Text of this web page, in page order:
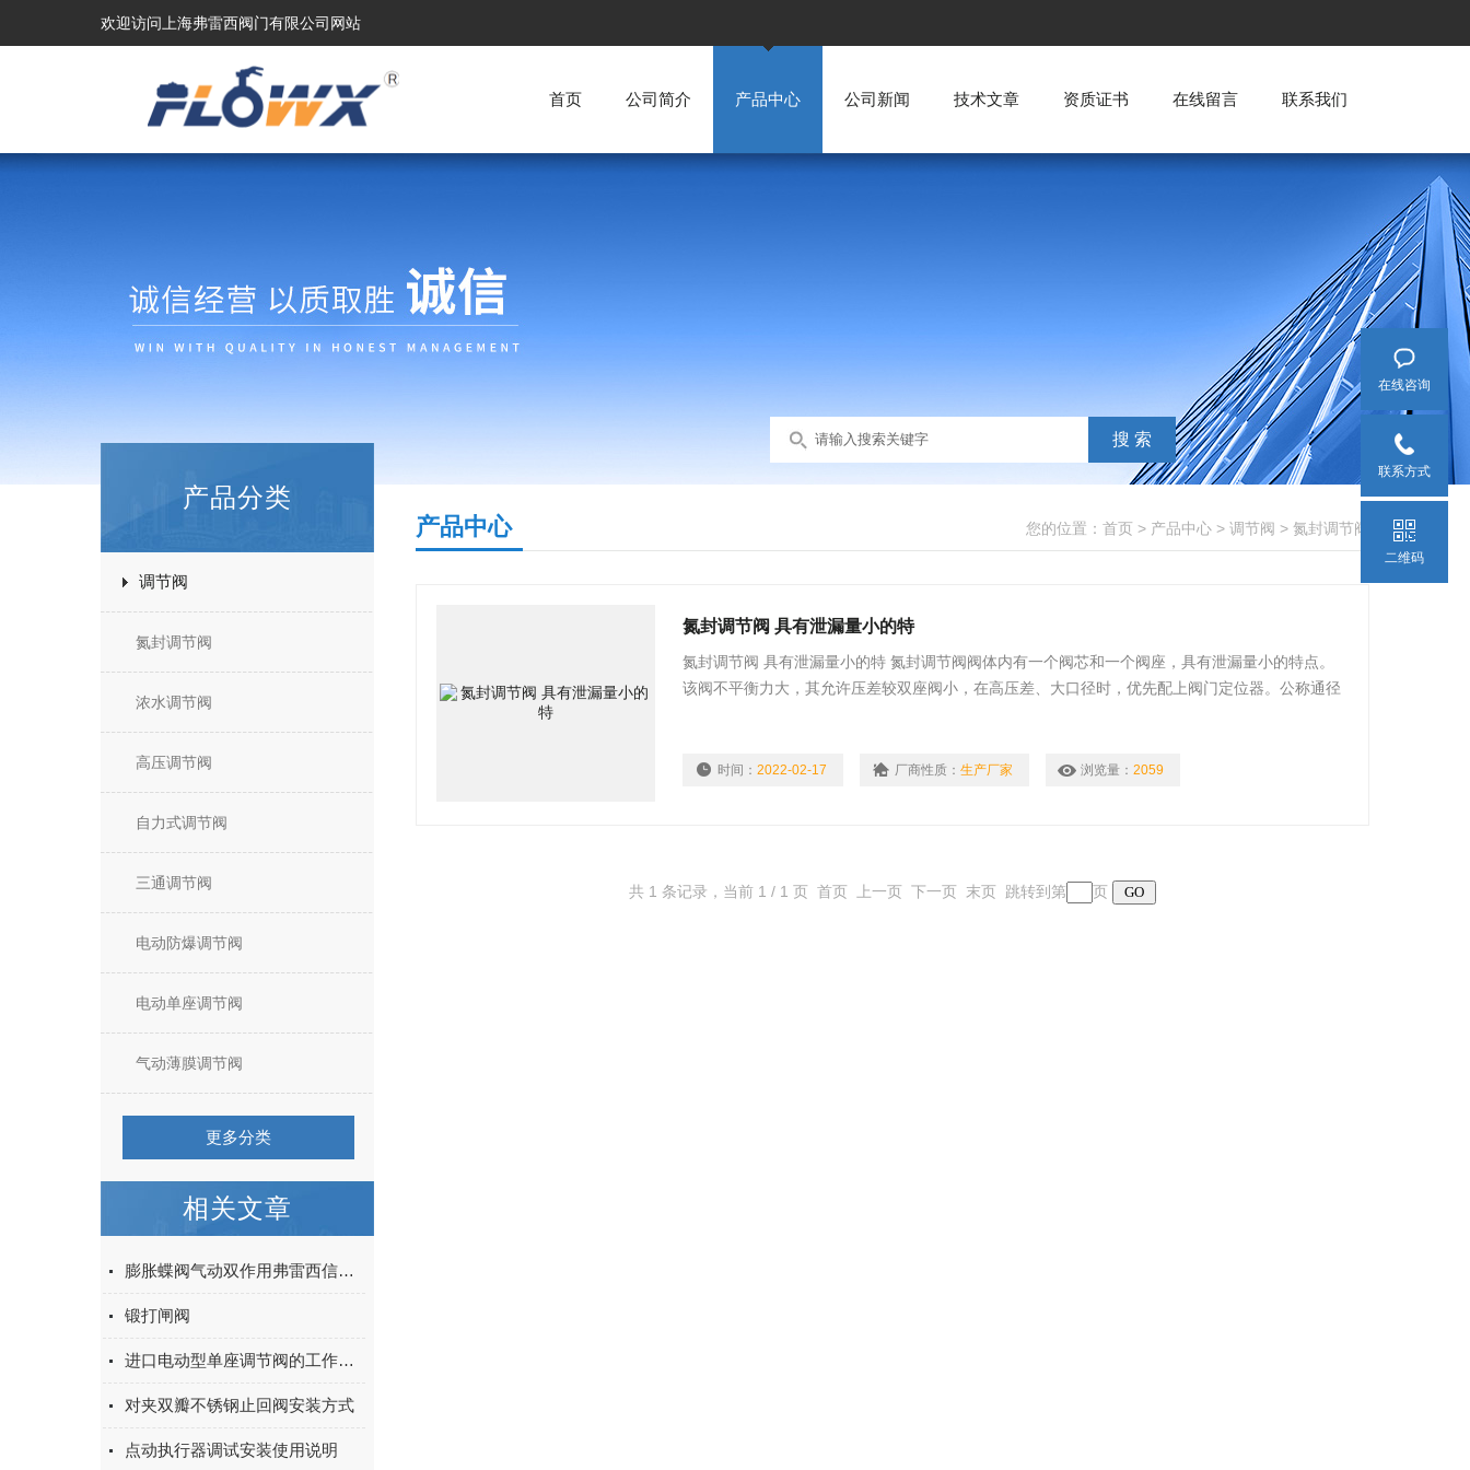
欢迎访问上海弗雷西阀门有限公司网站
首页 公司简介 产品中心 公司新闻 技术文章 资质证书 在线留言 联系我们
产品分类
调节阀
氮封调节阀
浓水调节阀
高压调节阀
自力式调节阀
三通调节阀
电动防爆调节阀
电动单座调节阀
气动薄膜调节阀
更多分类
相关文章
膨胀蝶阀气动双作用弗雷西信誉保证
锻打闸阀
进口电动型单座调节阀的工作原理及应用
对夹双瓣不锈钢止回阀安装方式
点动执行器调试安装使用说明
您的位置： 首页 > 产品中心 > 调节阀 > 氮封调节阀
产品中心
氮封调节阀 具有泄漏量小的特
氮封调节阀 具有泄漏量小的特 氮封调节阀阀体内有一个阀芯和一个阀座，具有泄漏量小的特点。
该阀不平衡力大，其允许压差较双座阀小，在高压差、大口径时，优先配上阀门定位器。公称通径
时间：2022-02-17 厂商性质：生产厂家 浏览量：2059
共 1 条记录，当前 1 / 1 页 首页 上一页 下一页 末页 跳转到第 页
在线咨询
联系方式
二维码